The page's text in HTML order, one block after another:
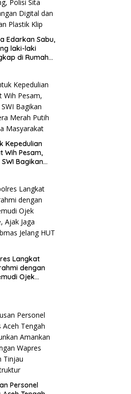
Edarkan Sabu,
laki-laki
di Rumah
Plastik
Kepedulian
Wih Pesam,
Bagikan
Langkat
dengan
Ojek
Personel